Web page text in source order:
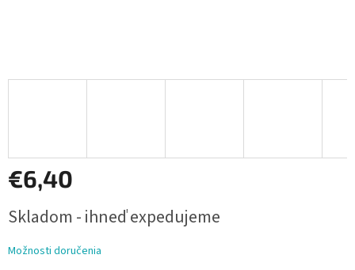
€6,40
cena:
Skladom - ihneď expedujeme
Možnosti doručenia